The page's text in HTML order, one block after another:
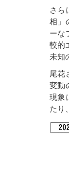
さら
相」
ーな
較的
未知
尾花
変動
現象
たり